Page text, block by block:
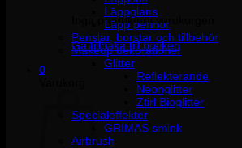
Inga produkter i varukorgen.
Gå tillbaka till butiken
0
Läppglans
Läpp pennor
Penslar, borstar och tillbehör
Makeup dekorationer
Glitter
Reflekterande
Neonglitter
Ztirl Bioglitter
Specialeffekter
GRIMAS smink
Airbrush